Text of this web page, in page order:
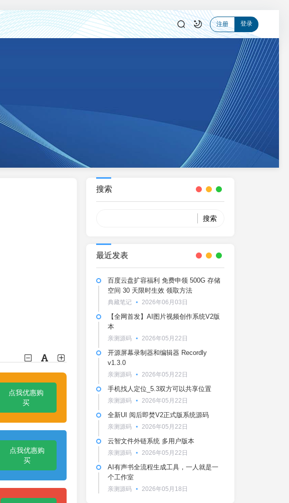
注册 登录
点我优惠购
买
点我优惠购
买
搜索
最近发表
百度云盘扩容福利 免费申领 500G 存储
空间 30 天限时生效 领取方法
典藏笔记 2026年06月03日
【全网首发】AI图片视频创作系统V2版
本
亲测源码 2026年05月22日
开源屏幕录制器和编辑器 Recordly
v1.3.0
亲测源码 2026年05月22日
手机找人定位_5.3双方可以共享位置
亲测源码 2026年05月22日
全新UI 阅后即焚V2正式版系统源码
亲测源码 2026年05月22日
云智文件外链系统 多用户版本
亲测源码 2026年05月22日
AI有声书全流程生成工具，一人就是一
个工作室
亲测源码 2026年05月18日